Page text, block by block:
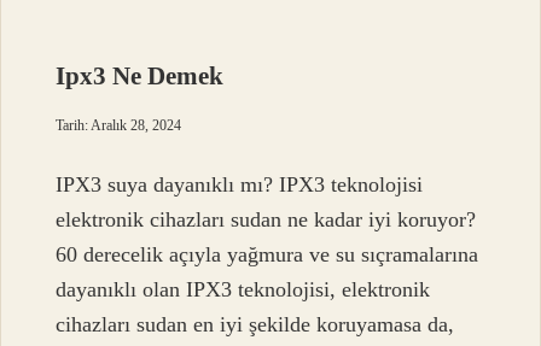
Ipx3 Ne Demek
Tarih: Aralık 28, 2024
IPX3 suya dayanıklı mı? IPX3 teknolojisi
elektronik cihazları sudan ne kadar iyi koruyor?
60 derecelik açıyla yağmura ve su sıçramalarına
dayanıklı olan IPX3 teknolojisi, elektronik
cihazları sudan en iyi şekilde koruyamasa da,